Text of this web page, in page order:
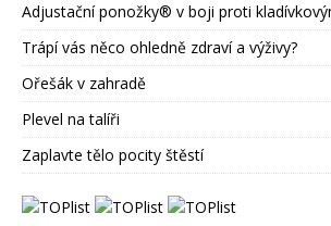
Adjustační ponožky® v boji proti
Trápí vás něco ohledně zdraví a výživy?
Ořešák v zahradě
Plevel na talíři
Zaplavte tělo pocity štěstí